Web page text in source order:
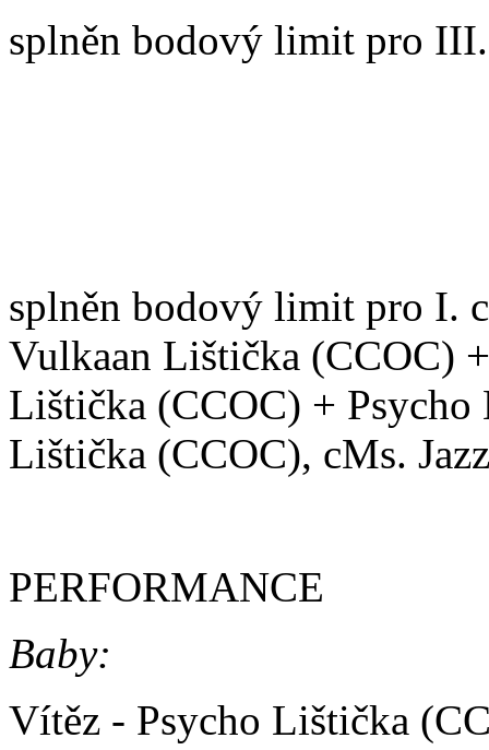
splněn bodový limit pro
splněn bodový limit pro I.
Vulkaan Lištička (CCOC)
Lištička (CCOC) +
Lištička (CCOC), cMs.
PERFORMANCE
Baby:
Vítěz - Psycho Lištička